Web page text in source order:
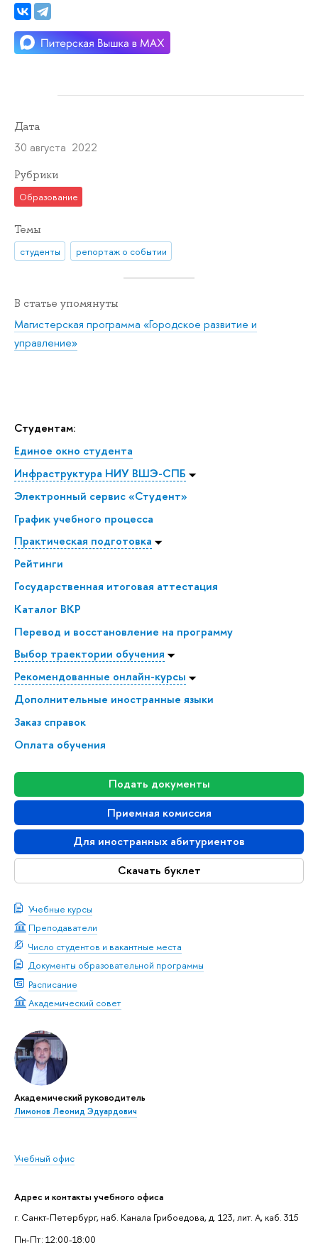
Студентам:
Единое окно студента
Инфраструктура НИУ ВШЭ-СПБ
Электронный сервис «Студент»
График учебного процесса
Практическая подготовка
Рейтинги
Государственная итоговая аттестация
Каталог ВКР
Перевод и восстановление на программу
Выбор траектории обучения
Рекомендованные онлайн-курсы
Дополнительные иностранные языки
Заказ справок
Оплата обучения
Подать документы
Приемная комиссия
Для иностранных абитуриентов
Скачать буклет
Учебные курсы
Преподаватели
Число студентов и вакантные места
Документы образовательной программы
Расписание
Академический совет
Академический руководитель
Лимонов Леонид Эдуардович
Учебный офис
Адрес и контакты учебного офиса
г. Санкт-Петербург, наб. Канала Грибоедова, д. 123, лит. А, каб. 315
Пн-Пт: 12:00-18:00
Дата
30 августа 2022
Рубрики
Образование
Темы
студенты репортаж о событии
В статье упомянуты
Магистерская программа «Городское развитие и
управление»